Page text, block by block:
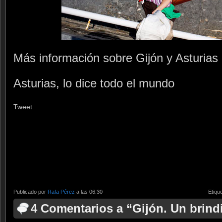
Más información sobre Gijón y
Asturias, lo dice todo el mundo
Tweet
Publicado por Rafa Pérez a las 06:30
4 Comentarios a “Gijón. Un